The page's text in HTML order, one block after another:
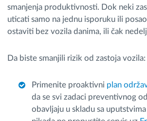
smanjenja produktivnosti. Dok neki
uticati samo na jednu isporuku ili
ostaviti bez vozila danima, ili čak
Da biste smanjili rizik od zastoja vozila:
Primenite proaktivni plan
da se svi zadaci preventivnog
obavljaju u skladu sa